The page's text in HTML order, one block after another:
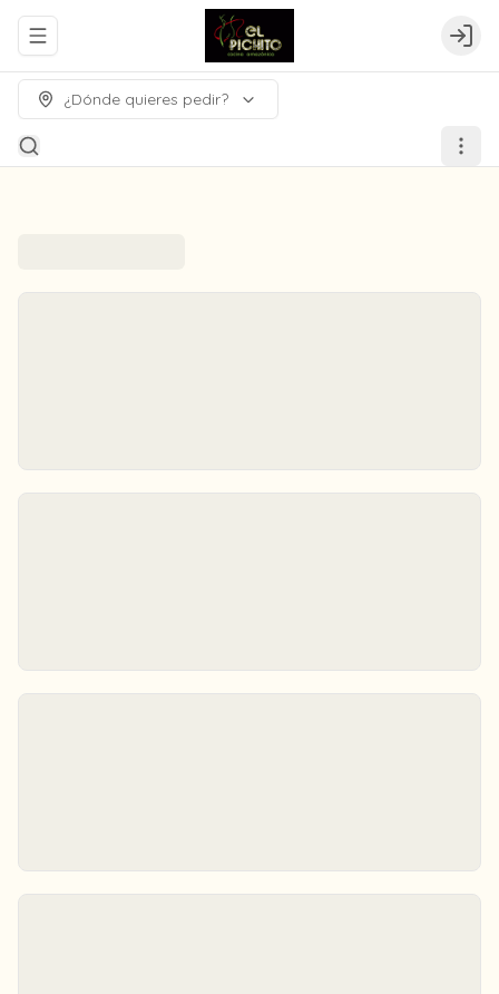
Abrir menu de navegación Login
¿Dónde quieres pedir?